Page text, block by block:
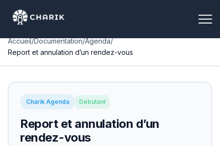
Accueil/Documentation/Agenda/
Report et annulation d’un rendez-vous
Charik Agenda Débutant
Report et annulation d’un
rendez-vous